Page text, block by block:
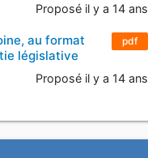
Proposé il y a 14 ans
pdf
au format
législative
Proposé il y a 14 ans